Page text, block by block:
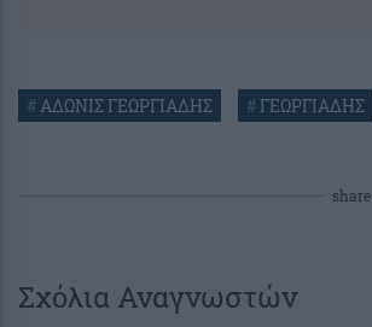
#ΑΔΩΝΙΣ ΓΕΩΡΓΙΑΔΗΣ #ΓΕΩΡΓΙΑΔΗΣ
share
Σχόλια Αναγνωστών